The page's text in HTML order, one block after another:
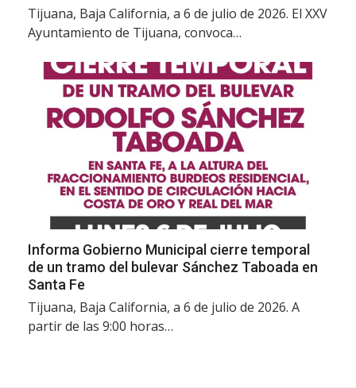
Tijuana, Baja California, a 6 de julio de 2026. El XXV
Ayuntamiento de Tijuana, convoca…
Informa Gobierno Municipal cierre temporal
de un tramo del bulevar Sánchez Taboada en
Santa Fe
Tijuana, Baja California, a 6 de julio de 2026. A
partir de las 9:00 horas…